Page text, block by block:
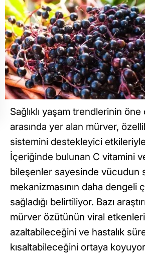
Sağlıklı yaşam trendlerinin öne
arasında yer alan mürver,
sistemini destekleyici
İçeriğinde bulunan C vitamini
bileşenler sayesinde vücudun
mekanizmasının daha dengeli
sağladığı belirtiliyor. Bazı
mürver özütünün viral
azaltabileceğini ve hastalık
kısaltabileceğini ortaya